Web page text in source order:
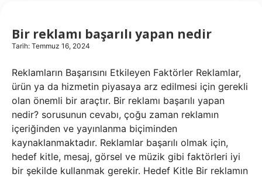
Bir reklamı başarılı yapan nedir
Tarih: Temmuz 16, 2024
Reklamların Başarısını Etkileyen Faktörler Reklamlar,
ürün ya da hizmetin piyasaya arz edilmesi için gerekli
olan önemli bir araçtır. Bir reklamı başarılı yapan
nedir? sorusunun cevabı, çoğu zaman reklamın
içeriğinden ve yayınlanma biçiminden
kaynaklanmaktadır. Reklamlar başarılı olmak için,
hedef kitle, mesaj, görsel ve müzik gibi faktörleri iyi
bir şekilde kullanmak gerekir. Hedef Kitle Bir reklamın